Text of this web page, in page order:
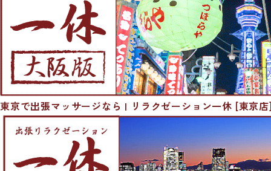
東京で出張マッサージなら | リラクゼーション一休 [東京